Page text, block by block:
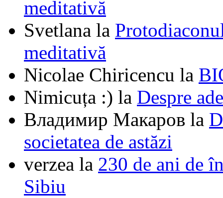
meditativă
Svetlana la
meditativă
Nicolae Chiricencu la
Nimicuța :) la Despre
Владимир Макаров la
societatea de astăzi
verzea la 230 de ani de
Sibiu